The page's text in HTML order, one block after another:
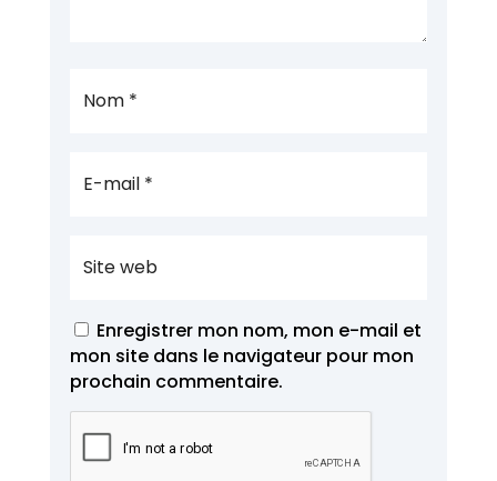
Enregistrer mon nom, mon e-mail et
mon site dans le navigateur pour mon
prochain commentaire.